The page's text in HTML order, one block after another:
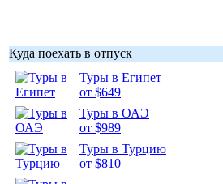
Куда поехать в отпуск
Туры в Египет
от $649
Туры в ОАЭ
от $989
Туры в Турцию
от $810